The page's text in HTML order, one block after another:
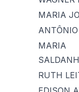
MARIA
ANTÔNIO
MARIA
RUTH